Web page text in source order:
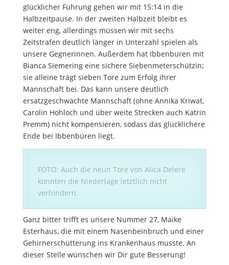
glücklicher Führung gehen wir mit 15:14 in die
Halbzeitpause. In der zweiten Halbzeit bleibt es
weiter eng, allerdings müssen wir mit sechs
Zeitstrafen deutlich länger in Unterzahl spielen als
unsere Gegnerinnen. Außerdem hat Ibbenbüren mit
Bianca Siemering eine sichere Siebenmeterschützin;
sie alleine trägt sieben Tore zum Erfolg ihrer
Mannschaft bei. Das kann unsere deutlich
ersatzgeschwächte Mannschaft (ohne Annika Kriwat,
Carolin Hohloch und über weite Strecken auch Katrin
Premm) nicht kompensieren, sodass das glücklichere
Ende bei Ibbenbüren liegt.
FOTO: Auch die neun Tore von Alica Delere
konnten die Niederlage letztlich nicht
verhindern.
Ganz bitter trifft es unsere Nummer 27, Maike
Esterhaus, die mit einem Nasenbeinbruch und einer
Gehirnerschütterung ins Krankenhaus musste. An
dieser Stelle wünschen wir Dir gute Besserung!